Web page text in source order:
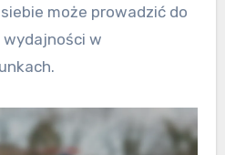
może prowadzić do
w